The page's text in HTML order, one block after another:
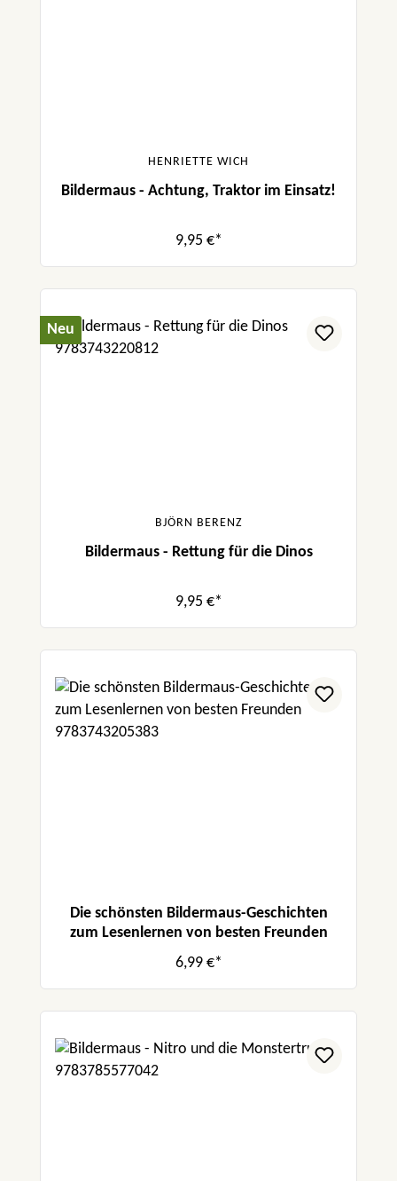
HENRIETTE WICH
Bildermaus - Achtung, Traktor im Einsatz!
9,95 €*
Neu
BJÖRN BERENZ
Bildermaus - Rettung für die Dinos
9,95 €*
Die schönsten Bildermaus-Geschichten
zum Lesenlernen von besten Freunden
6,99 €*